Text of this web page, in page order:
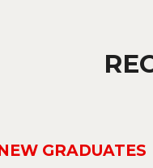
GRADUATES